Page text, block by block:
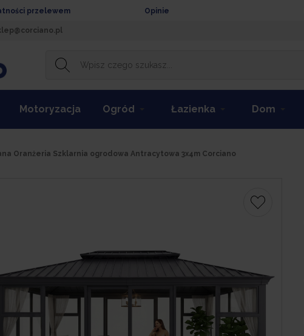
przelewem Opinie
Motoryzacja Ogród Łazienka Dom
Oranżeria Szklarnia ogrodowa Antracytowa 3x4m Corciano